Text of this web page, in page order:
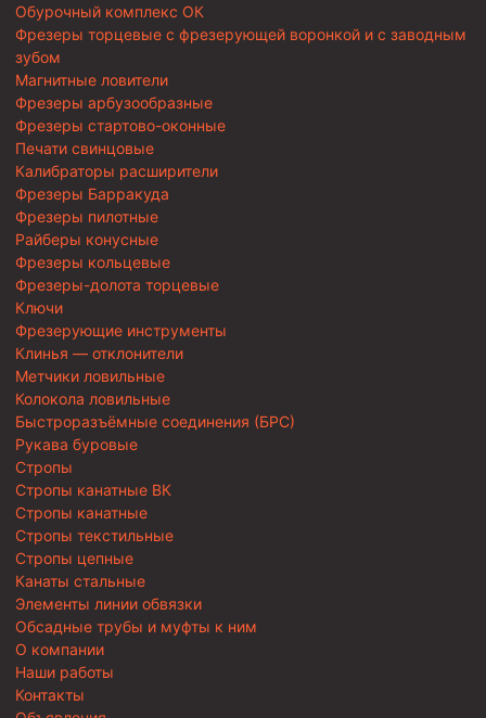
Обурочный комплекс ОК
Фрезеры торцевые с фрезерующей воронкой и с заводным
зубом
Магнитные ловители
Фрезеры арбузообразные
Фрезеры стартово-оконные
Печати свинцовые
Калибраторы расширители
Фрезеры Барракуда
Фрезеры пилотные
Райберы конусные
Фрезеры кольцевые
Фрезеры-долота торцевые
Ключи
Фрезерующие инструменты
Клинья — отклонители
Метчики ловильные
Колокола ловильные
Быстроразъёмные соединения (БРС)
Рукава буровые
Стропы
Стропы канатные ВК
Стропы канатные
Стропы текстильные
Стропы цепные
Канаты стальные
Элементы линии обвязки
Обсадные трубы и муфты к ним
О компании
Наши работы
Контакты